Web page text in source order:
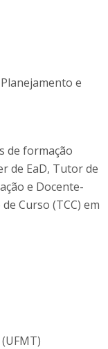
e
de formação
de EaD, Tutor de
e Docente-
Curso (TCC) em